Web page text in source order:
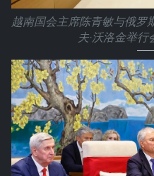
越南国会主席陈青敏与俄罗
夫·沃洛金举